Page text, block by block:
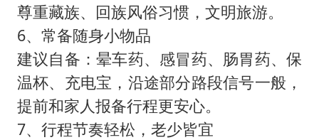
尊重藏族、回族风俗习惯，文明旅游。
6、常备随身小物品
建议自备：晕车药、感冒药、肠胃药、保
温杯、充电宝，沿途部分路段信号一般，
提前和家人报备行程更安心。
7、行程节奏轻松，老少皆宜